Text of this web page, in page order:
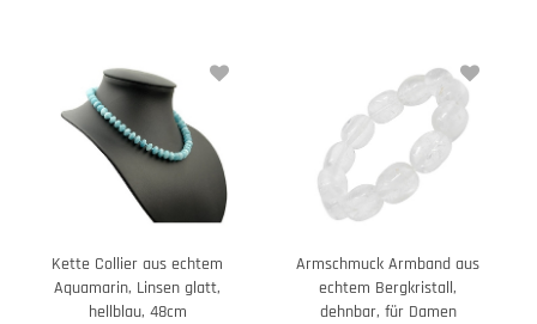
Kette Collier aus echtem
Aquamarin, Linsen glatt,
hellblau, 48cm
Armschmuck Armband aus
echtem Bergkristall,
dehnbar, für Damen